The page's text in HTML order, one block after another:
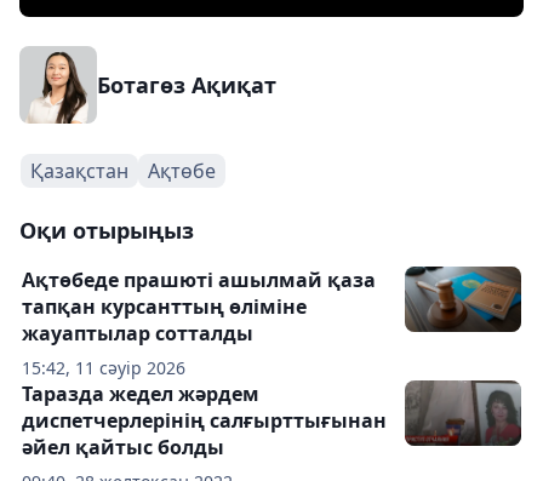
Ботагөз Ақиқат
Қазақстан Ақтөбе
Оқи отырыңыз
15:42, 11 сәуір 2026
Ақтөбеде прашюті ашылмай қаза
тапқан курсанттың өліміне
жауаптылар сотталды
Таразда жедел жәрдем
диспетчерлерінің салғырттығынан
әйел қайтыс болды